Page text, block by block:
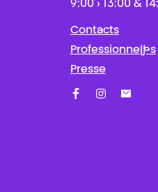
9:00 › 13:00 &
Contacts
Professionnel·les
Presse